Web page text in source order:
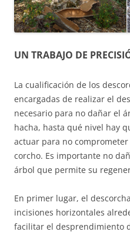
UN TRABAJO DE
La cualificación de los
encargadas de realizar el
necesario para no dañar el
hacha, hasta qué nivel hay
actuar para no
corcho. Es importante no
árbol que permite su
En primer lugar, el
incisiones horizontales
facilitar el desprendimiento